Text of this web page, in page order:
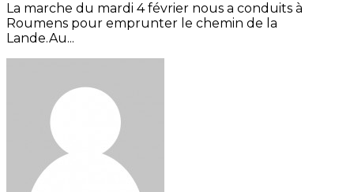
La marche du mardi 4 février nous a conduits à
Roumens pour emprunter le chemin de la
Lande.Au...